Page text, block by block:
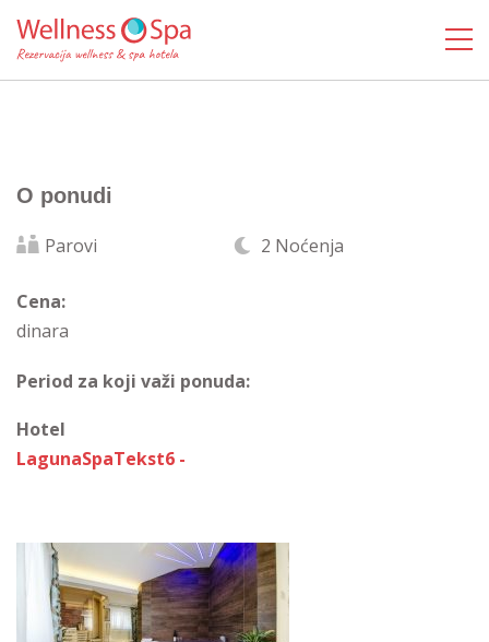
O ponudi
Parovi 2 Noćenja
Cena:
dinara
Period za koji važi ponuda:
Hotel
LagunaSpaTekst6 -